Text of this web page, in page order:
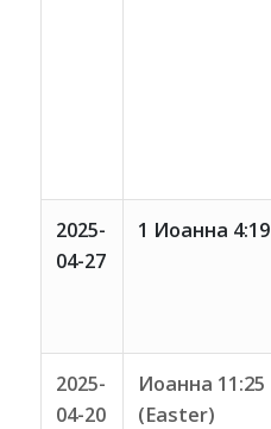
2025-
04-27
1 Иоанна 4:19
2025-
04-20
Иоанна 11:25
(Easter)